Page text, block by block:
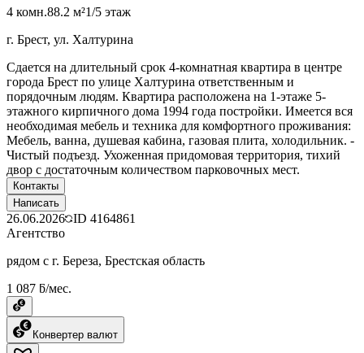
4 комн.88.2 м²1/5 этаж
г. Брест, ул. Халтурина
Сдается на длительный срок 4-комнатная квартира в центре
города Брест по улице Халтурина ответственным и
порядочным людям. Квартира расположена на 1-этаже 5-
этажного кирпичного дома 1994 года постройки. Имеется вся
необходимая мебель и техника для комфортного проживания:
Мебель, ванна, душевая кабина, газовая плита, холодильник. -
Чистый подъезд. Ухоженная придомовая территория, тихий
двор с достаточным количеством парковочных мест.
Контакты
Написать
26.06.2026 ID 4164861
Агентство
рядом с г. Береза, Брестская область
1 087 ƃ/мес.
Конвертер валют